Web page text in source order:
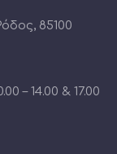
85100
– 14.00 & 17.00